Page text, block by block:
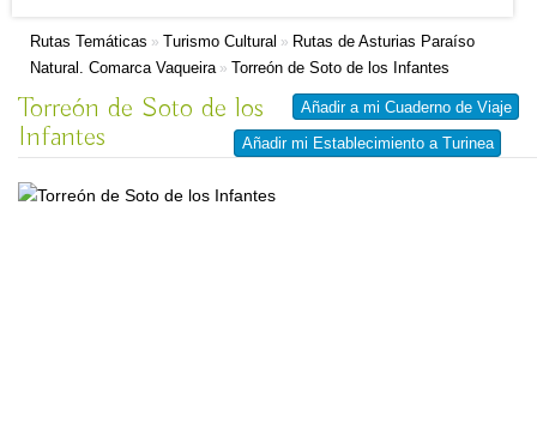
Rutas Temáticas » Turismo Cultural » Rutas de Asturias Paraíso
Natural. Comarca Vaqueira» Torreón de Soto de los Infantes
Añadir a mi Cuaderno de Viaje
Añadir mi Establecimiento a Turinea
Torreón de Soto de los
Infantes